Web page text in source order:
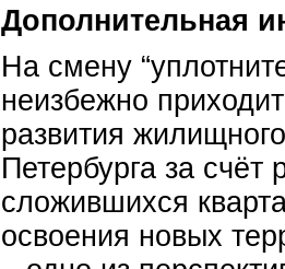
Дополнительная
На смену
неизбежно
развития
Петербурга за
сложившихся
освоения новых